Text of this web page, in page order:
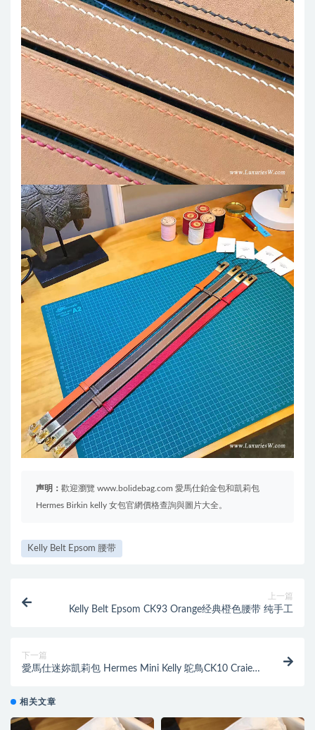
声明： 歡迎瀏覽 www.bolidebag.com 愛馬仕鉑金包和凱莉包
Hermes Birkin kelly 女包官網價格查詢與圖片大全。
Kelly Belt Epsom 腰带
上一篇
Kelly Belt Epsom CK93 Orange经典橙色腰带 纯手工
下一篇
愛馬仕迷妳凱莉包 Hermes Mini Kelly 鴕鳥CK10 Craie
相关文章